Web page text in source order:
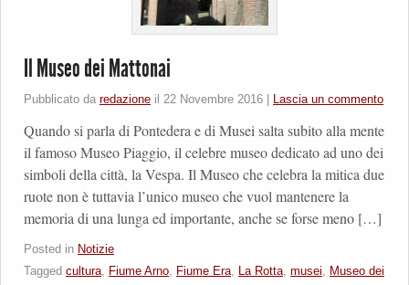
Il Museo dei Mattonai
Pubblicato da redazione il 22 Novembre 2016 Lascia un commento
Quando si parla di Pontedera e di Musei salta subito alla mente
il famoso Museo Piaggio, il celebre museo dedicato ad uno dei
simboli della città, la Vespa. Il Museo che celebra la mitica due
ruote non è tuttavia l’unico museo che vuol mantenere la
memoria di una lunga ed importante, anche se forse meno […]
Posted in Notizie
Tagged cultura, Fiume Arno, Fiume Era, La Rotta, musei, Museo dei